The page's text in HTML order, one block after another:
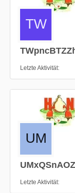
Letzte Aktivität
Letzte Aktivität